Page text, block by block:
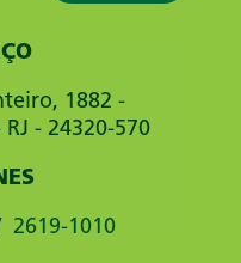
1882 -
- 24320-570
2619-1010